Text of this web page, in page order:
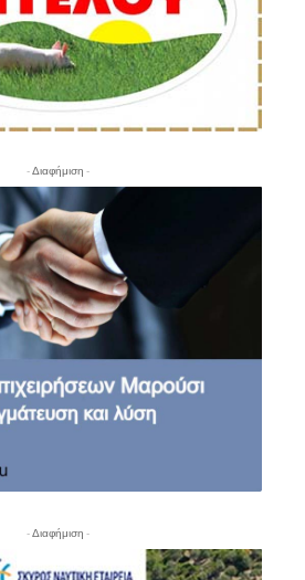
- Διαφήμιση -
- Διαφήμιση -